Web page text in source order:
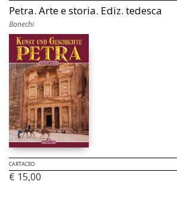
Petra. Arte e storia. Ediz. tedesca
Bonechi
CARTACEO
€ 15,00